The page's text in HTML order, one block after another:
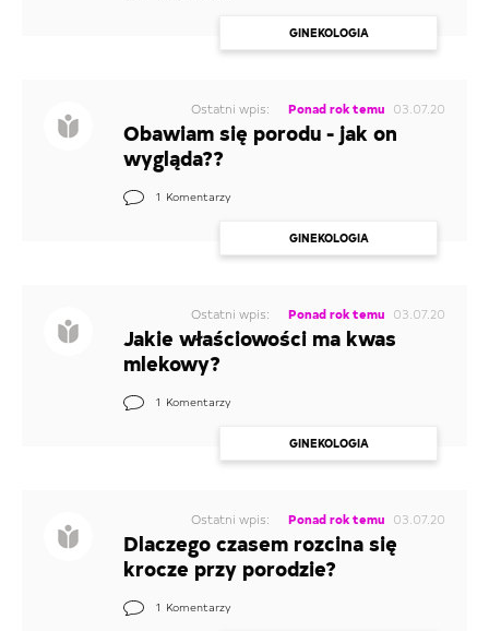
GINEKOLOGIA
Ostatni wpis: Ponad rok temu 03.07.20
Obawiam się porodu - jak on
wygląda??
1 Komentarzy
GINEKOLOGIA
Ostatni wpis: Ponad rok temu 03.07.20
Jakie właściowości ma kwas
mlekowy?
1 Komentarzy
GINEKOLOGIA
Ostatni wpis: Ponad rok temu 03.07.20
Dlaczego czasem rozcina się
krocze przy porodzie?
1 Komentarzy